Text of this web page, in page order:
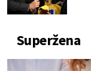
Superžena